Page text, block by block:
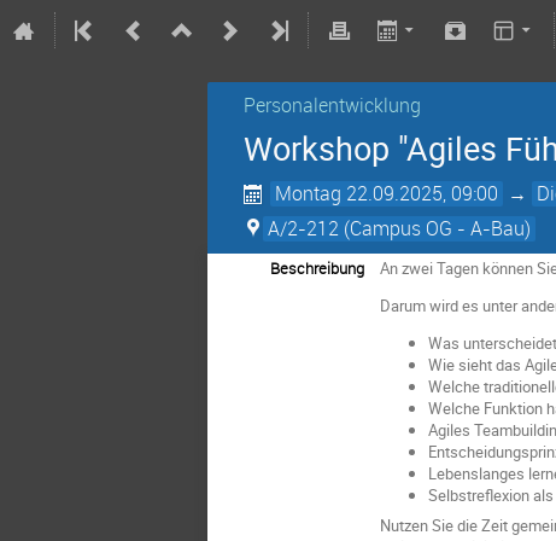
Personalentwicklung
Workshop "Agiles
Montag 22.09.2025, 09:00 →
A/2-212 (Campus OG - A-Bau)
Beschreibung
An zwei Tagen können
Darum wird es unter
Was
Wie sieht das
Welche
Welche Funktion
Agiles
Lebenslanges
Selbstreflexion als
Nutzen Sie die Zeit